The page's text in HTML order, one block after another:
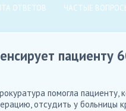
ОТВЕТОВ ЧАСТЫЕ
пациенту
помогла
отсудить у больницы